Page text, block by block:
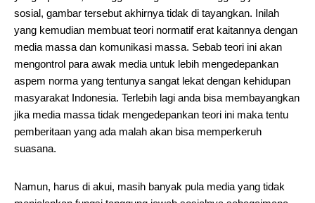
sosial, gambar tersebut akhirnya tidak di tayangkan. Inilah
yang kemudian membuat teori normatif erat kaitannya dengan
media massa dan komunikasi massa. Sebab teori ini akan
mengontrol para awak media untuk lebih mengedepankan
aspem norma yang tentunya sangat lekat dengan kehidupan
masyarakat Indonesia. Terlebih lagi anda bisa membayangkan
jika media massa tidak mengedepankan teori ini maka tentu
pemberitaan yang ada malah akan bisa memperkeruh
suasana.
Namun, harus di akui, masih banyak pula media yang tidak